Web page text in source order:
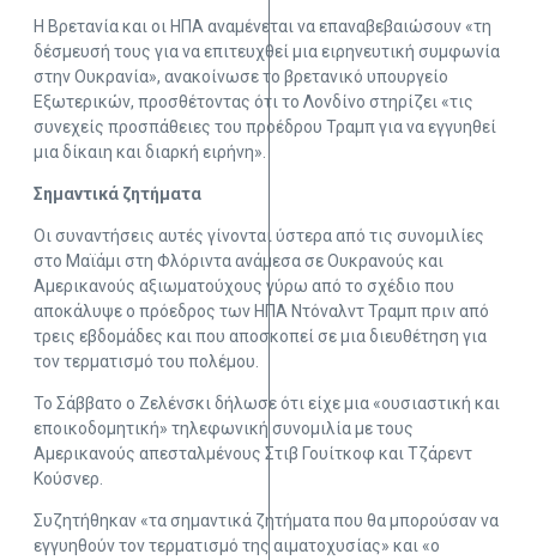
Η Βρετανία και οι ΗΠΑ αναμένεται να επαναβεβαιώσουν «τη
δέσμευσή τους για να επιτευχθεί μια ειρηνευτική συμφωνία
στην Ουκρανία», ανακοίνωσε το βρετανικό υπουργείο
Εξωτερικών, προσθέτοντας ότι το Λονδίνο στηρίζει «τις
συνεχείς προσπάθειες του προέδρου Τραμπ για να εγγυηθεί
μια δίκαιη και διαρκή ειρήνη».
Σημαντικά ζητήματα
Οι συναντήσεις αυτές γίνονται ύστερα από τις συνομιλίες
στο Μαϊάμι στη Φλόριντα ανάμεσα σε Ουκρανούς και
Αμερικανούς αξιωματούχους γύρω από το σχέδιο που
αποκάλυψε ο πρόεδρος των ΗΠΑ Ντόναλντ Τραμπ πριν από
τρεις εβδομάδες και που αποσκοπεί σε μια διευθέτηση για
τον τερματισμό του πολέμου.
Το Σάββατο ο Ζελένσκι δήλωσε ότι είχε μια «ουσιαστική και
εποικοδομητική» τηλεφωνική συνομιλία με τους
Αμερικανούς απεσταλμένους Στιβ Γουίτκοφ και Τζάρεντ
Κούσνερ.
Συζητήθηκαν «τα σημαντικά ζητήματα που θα μπορούσαν να
εγγυηθούν τον τερματισμό της αιματοχυσίας» και «ο